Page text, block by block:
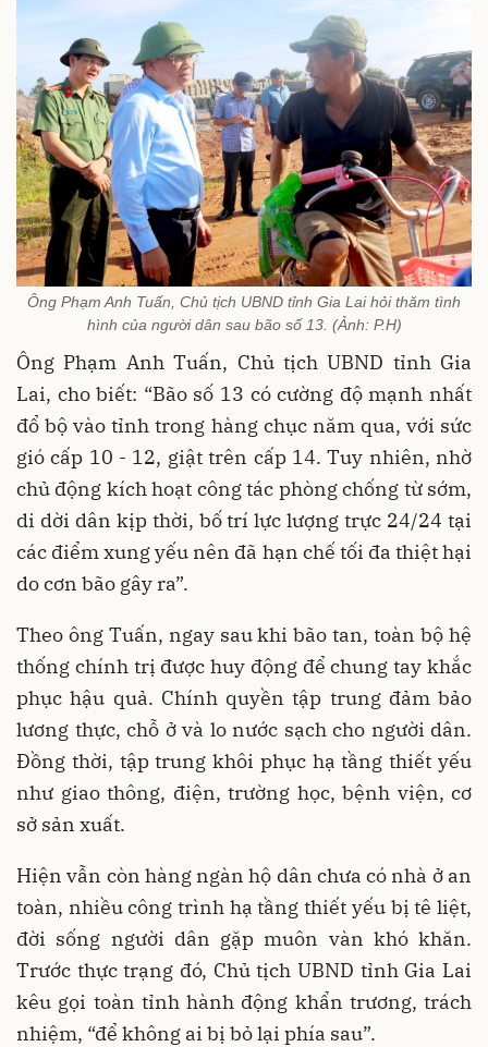
Ông Phạm Anh Tuấn, Chủ tịch UBND tỉnh Gia Lai hỏi thăm tình
hình của người dân sau bão số 13. (Ảnh: P.H)
Ông Phạm Anh Tuấn, Chủ tịch UBND tỉnh Gia
Lai, cho biết: “Bão số 13 có cường độ mạnh nhất
đổ bộ vào tỉnh trong hàng chục năm qua, với sức
gió cấp 10 - 12, giật trên cấp 14. Tuy nhiên, nhờ
chủ động kích hoạt công tác phòng chống từ sớm,
di dời dân kịp thời, bố trí lực lượng trực 24/24 tại
các điểm xung yếu nên đã hạn chế tối đa thiệt hại
do cơn bão gây ra”.
Theo ông Tuấn, ngay sau khi bão tan, toàn bộ hệ
thống chính trị được huy động để chung tay khắc
phục hậu quả. Chính quyền tập trung đảm bảo
lương thực, chỗ ở và lo nước sạch cho người dân.
Đồng thời, tập trung khôi phục hạ tầng thiết yếu
như giao thông, điện, trường học, bệnh viện, cơ
sở sản xuất.
Hiện vẫn còn hàng ngàn hộ dân chưa có nhà ở an
toàn, nhiều công trình hạ tầng thiết yếu bị tê liệt,
đời sống người dân gặp muôn vàn khó khăn.
Trước thực trạng đó, Chủ tịch UBND tỉnh Gia Lai
kêu gọi toàn tỉnh hành động khẩn trương, trách
nhiệm, “để không ai bị bỏ lại phía sau”.